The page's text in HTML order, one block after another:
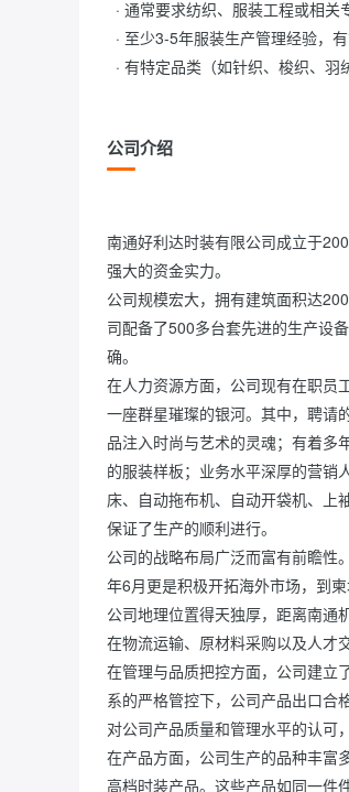
· 有特定品类（如针织、梭
公司介绍
南通好利达时装有限公司成立于
强大的资金实力。
公司规模宏大，拥有建筑面积达
司配备了500多台套先进的生产设
确。
在人力资源方面，公司现有在职员
一座群星璀璨的银河。其中，聘请
品注入时尚与艺术的灵魂；有着多
的服装样板；业务水平深厚的营销
床、自动拖布机、自动开袋机、上
保证了生产的顺利进行。
公司的战略布局广泛而富有前瞻性
年6月更是积极开拓海外市场，到
公司地理位置得天独厚，距离南通
在物流运输、原材料采购以及人才
在管理与品质把控方面，公司建立
系的严格管控下，公司产品出口合
对公司产品质量和管理水平的认可
在产品方面，公司生产的品种丰富
高档时装产品。这些产品如同一件